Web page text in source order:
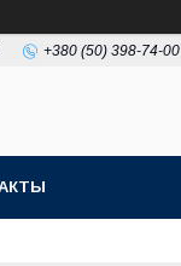
+380 (50) 398-74-00